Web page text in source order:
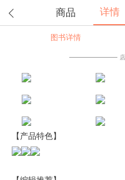
商品 详情
图书详情
【产品特色】